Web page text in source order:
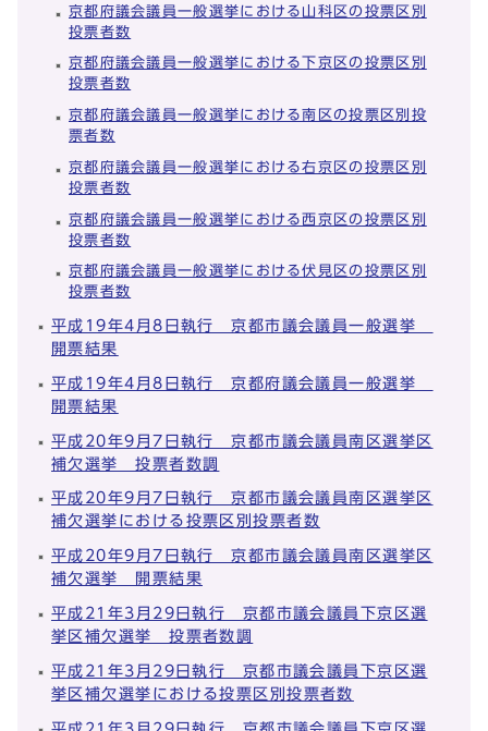
京都府議会議員一般選挙における山科区の投票区別
投票者数
京都府議会議員一般選挙における下京区の投票区別
投票者数
京都府議会議員一般選挙における南区の投票区別投
票者数
京都府議会議員一般選挙における右京区の投票区別
投票者数
京都府議会議員一般選挙における西京区の投票区別
投票者数
京都府議会議員一般選挙における伏見区の投票区別
投票者数
平成19年4月8日執行 京都市議会議員一般選挙
開票結果
平成19年4月8日執行 京都府議会議員一般選挙
開票結果
平成20年9月7日執行 京都市議会議員南区選挙区
補欠選挙 投票者数調
平成20年9月7日執行 京都市議会議員南区選挙区
補欠選挙における投票区別投票者数
平成20年9月7日執行 京都市議会議員南区選挙区
補欠選挙 開票結果
平成21年3月29日執行 京都市議会議員下京区選
挙区補欠選挙 投票者数調
平成21年3月29日執行 京都市議会議員下京区選
挙区補欠選挙における投票区別投票者数